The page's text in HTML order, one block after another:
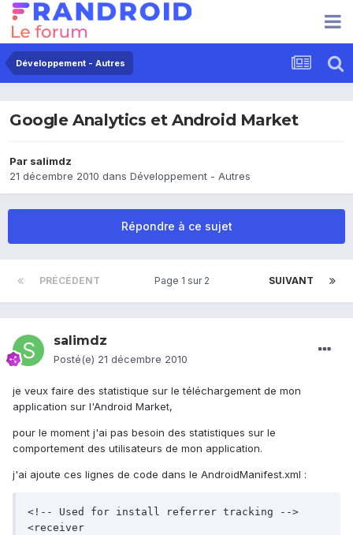
Développement - Autres
Google Analytics et Android Market
Par salimdz
21 décembre 2010 dans Développement - Autres
Répondre à ce sujet
PRÉCÉDENT SUIVANT
Page 1 sur 2
salimdz
Posté(e) 21 décembre 2010
je veux faire des statistique sur le téléchargement de mon
application sur l'Android Market,
pour le moment j'ai pas besoin des statistiques sur le
comportement des utilisateurs de mon application.
j'ai ajoute ces lignes de code dans le AndroidManifest.xml :
<!-- Used for install referrer tracking -->
<receiver